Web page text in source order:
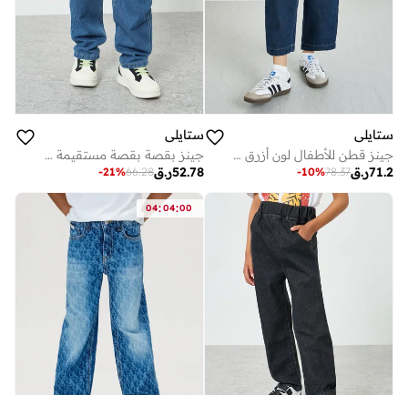
ستايلي
جينز قطن للأطفال لون أزرق داكن
ر.ق71.2
78.37
-10%
ستايلي
جينز بقصة بقصة مستقيمة وطبعات للأولاد
ر.ق52.78
66.28
-21%
04:04:00